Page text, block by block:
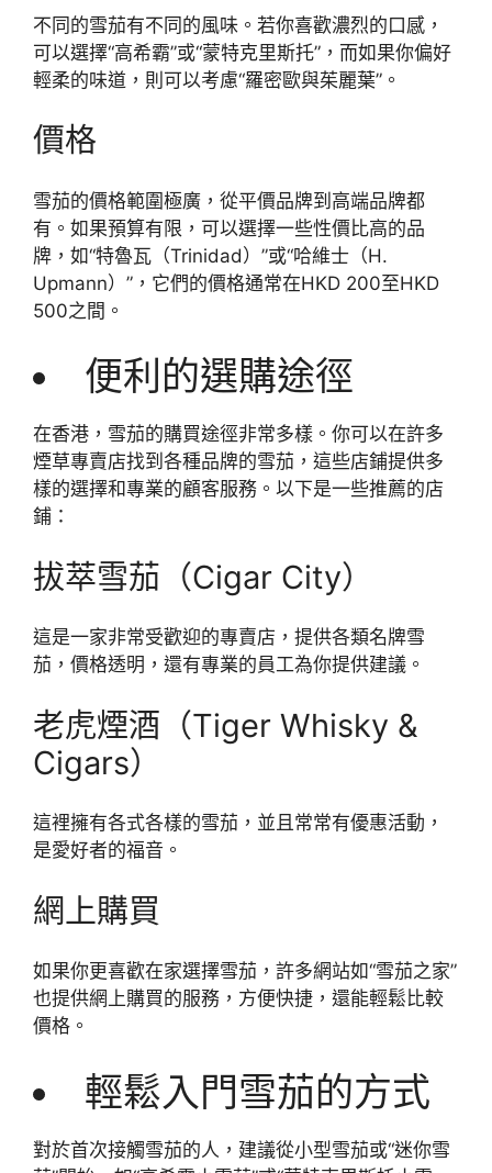
不同的雪茄有不同的風味。若你喜歡濃烈的口感，
可以選擇“高希霸”或“蒙特克里斯托”，而如果你偏好
輕柔的味道，則可以考慮“羅密歐與茱麗葉”。
價格
雪茄的價格範圍極廣，從平價品牌到高端品牌都
有。如果預算有限，可以選擇一些性價比高的品
牌，如“特魯瓦（Trinidad）”或“哈維士（H.
Upmann）”，它們的價格通常在HKD 200至HKD
500之間。
便利的選購途徑
在香港，雪茄的購買途徑非常多樣。你可以在許多
煙草專賣店找到各種品牌的雪茄，這些店鋪提供多
樣的選擇和專業的顧客服務。以下是一些推薦的店
鋪：
拔萃雪茄（Cigar City）
這是一家非常受歡迎的專賣店，提供各類名牌雪
茄，價格透明，還有專業的員工為你提供建議。
老虎煙酒（Tiger Whisky &
Cigars）
這裡擁有各式各樣的雪茄，並且常常有優惠活動，
是愛好者的福音。
網上購買
如果你更喜歡在家選擇雪茄，許多網站如“雪茄之家”
也提供網上購買的服務，方便快捷，還能輕鬆比較
價格。
輕鬆入門雪茄的方式
對於首次接觸雪茄的人，建議從小型雪茄或“迷你雪